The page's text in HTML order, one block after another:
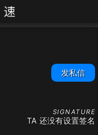
发私信
TA 还没有设置签名